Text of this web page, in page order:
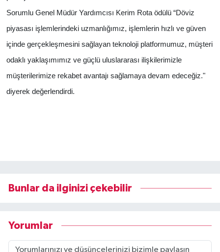
Sorumlu Genel Müdür Yardımcısı Kerim Rota ödülü “Döviz
piyasası işlemlerindeki uzmanlığımız, işlemlerin hızlı ve güven
içinde gerçekleşmesini sağlayan teknoloji platformumuz, müşteri
odaklı yaklaşımımız ve güçlü uluslararası ilişkilerimizle
müşterilerimize rekabet avantajı sağlamaya devam edeceğiz."
diyerek değerlendirdi.
Bunlar da ilginizi çekebilir
Yorumlar